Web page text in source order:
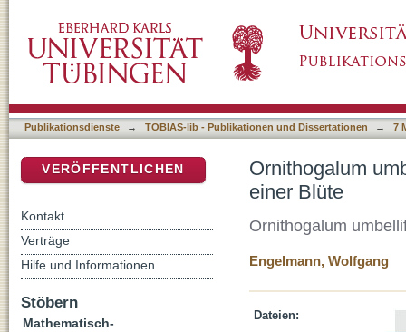
Publikationsdienste → TOBIAS-lib - Publikationen und Dissertationen → 7
Ornithogalum
einer Blüte
Ornithogalum
Engelmann, Wolfgang
Dateien:
VERÖFFENTLICHEN
Kontakt
Verträge
Hilfe und Informationen
Stöbern
Mathematisch-